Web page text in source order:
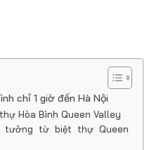
chỉ 1 giờ đến Hà Nội
Hòa Bình Queen Valley
tưởng từ biệt thự Queen